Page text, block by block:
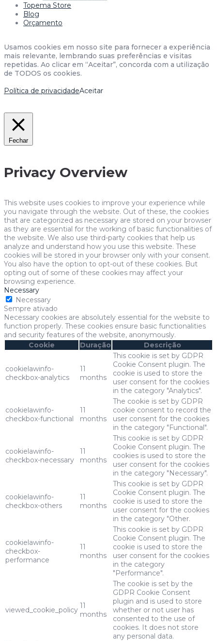
Topema Store
Blog
Orçamento
Usamos cookies em nosso site para fornecer a experiência
mais relevante, lembrando suas preferências e visitas
repetidas. Ao clicar em “Aceitar”, concorda com a utilização
de TODOS os cookies.
Política de privacidadeAceitar
Fechar
Privacy Overview
This website uses cookies to improve your experience while
you navigate through the website. Out of these, the cookies
that are categorized as necessary are stored on your browser
as they are essential for the working of basic functionalities of
the website. We also use third-party cookies that help us
analyze and understand how you use this website. These
cookies will be stored in your browser only with your consent.
You also have the option to opt-out of these cookies. But
opting out of some of these cookies may affect your
browsing experience.
Necessary
Necessary
Sempre ativado
Necessary cookies are absolutely essential for the website to
function properly. These cookies ensure basic functionalities
and security features of the website, anonymously.
Cookie
Duração Descrição
cookielawinfo-
checkbox-analytics
11
months
This cookie is set by GDPR
Cookie Consent plugin. The
cookie is used to store the
user consent for the cookies
in the category "Analytics".
cookielawinfo-
checkbox-functional
11
months
The cookie is set by GDPR
cookie consent to record the
user consent for the cookies
in the category "Functional".
cookielawinfo-
checkbox-necessary
11
months
This cookie is set by GDPR
Cookie Consent plugin. The
cookies is used to store the
user consent for the cookies
in the category "Necessary".
cookielawinfo-
checkbox-others
11
months
This cookie is set by GDPR
Cookie Consent plugin. The
cookie is used to store the
user consent for the cookies
in the category "Other.
cookielawinfo-
checkbox-
performance
11
months
This cookie is set by GDPR
Cookie Consent plugin. The
cookie is used to store the
user consent for the cookies
in the category
"Performance".
viewed_cookie_policy 11
months
The cookie is set by the
GDPR Cookie Consent
plugin and is used to store
whether or not user has
consented to the use of
cookies. It does not store
any personal data.